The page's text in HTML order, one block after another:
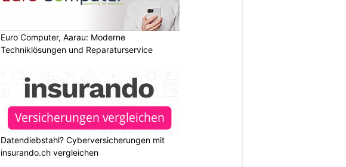
Euro Computer, Aarau: Moderne
Techniklösungen und Reparaturservice
Datendiebstahl? Cyberversicherungen mit
insurando.ch vergleichen